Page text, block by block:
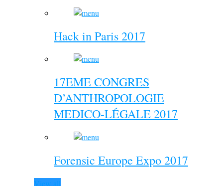
Hack in Paris 2017
17EME CONGRES
D’ANTHROPOLOGIE
MEDICO-LÉGALE 2017
Forensic Europe Expo 2017
View all